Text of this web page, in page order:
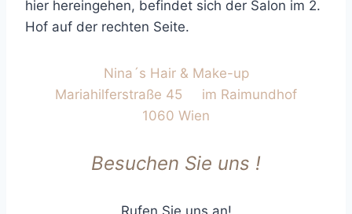
hier hereingehen, befindet sich der Salon im 2.
Hof auf der rechten Seite.
Nina´s Hair & Make-up
Mariahilferstraße 45 im Raimundhof
1060 Wien
Besuchen Sie uns !
Rufen Sie uns an!